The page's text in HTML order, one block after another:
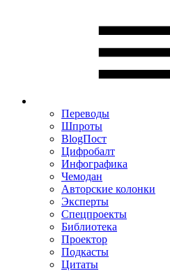
Переводы
Шпроты
BlogПост
Цифробалт
Инфографика
Чемодан
Авторские колонки
Эксперты
Спецпроекты
Библиотека
Проектор
Подкасты
Цитаты